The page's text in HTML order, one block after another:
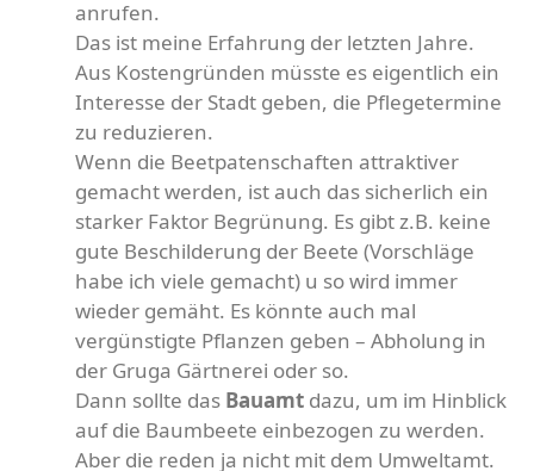
anrufen.
Das ist meine Erfahrung der letzten Jahre.
Aus Kostengründen müsste es eigentlich ein
Interesse der Stadt geben, die Pflegetermine
zu reduzieren.
Wenn die Beetpatenschaften attraktiver
gemacht werden, ist auch das sicherlich ein
starker Faktor Begrünung. Es gibt z.B. keine
gute Beschilderung der Beete (Vorschläge
habe ich viele gemacht) u so wird immer
wieder gemäht. Es könnte auch mal
vergünstigte Pflanzen geben – Abholung in
der Gruga Gärtnerei oder so.
Dann sollte das Bauamt dazu, um im Hinblick
auf die Baumbeete einbezogen zu werden.
Aber die reden ja nicht mit dem Umweltamt.